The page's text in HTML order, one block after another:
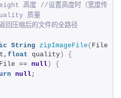
高度 //设置高度时（宽度传入0
质量
压缩后的文件的全路径
String zipImageFile ( File
float quality)
{
== null)
{
null ;